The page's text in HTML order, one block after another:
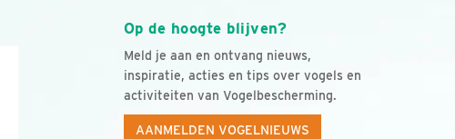
Op de hoogte blijven?
Meld je aan en ontvang nieuws,
inspiratie, acties en tips over vogels en
activiteiten van Vogelbescherming.
AANMELDEN VOGELNIEUWS